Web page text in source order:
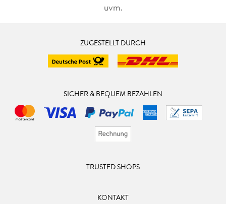
uvm.
ZUGESTELLT DURCH
SICHER & BEQUEM BEZAHLEN
TRUSTED SHOPS
KONTAKT